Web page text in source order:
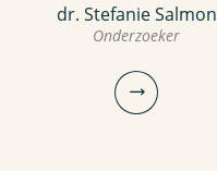
Nicolien van Aalderen
Onderzoeker
dr. Stefanie Salmon
Onderzoeker